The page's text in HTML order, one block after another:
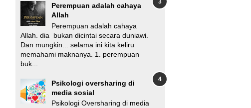
Perempuan adalah cahaya
Allah
Perempuan adalah cahaya
Allah. dia bukan dicintai secara duniawi.
Dan mungkin... selama ini kita keliru
memahami maknanya. 1. perempuan
buk...
Psikologi oversharing di
media sosial
Psikologi Oversharing di media